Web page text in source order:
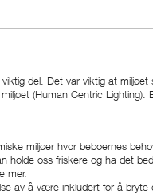
del. Det var viktig at
(Human Centric Lighting).
miljøer hvor beboernes
oss friskere og ha det
mer.
av å være inkludert for å